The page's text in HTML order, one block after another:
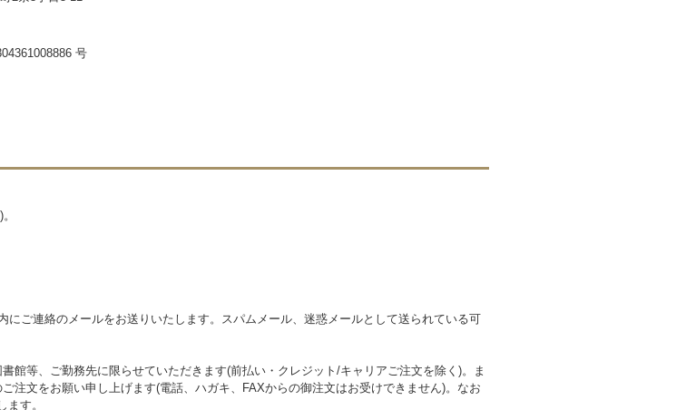
号
ご連絡のメールをお送りいたします。スパムメール、迷惑メールとして送られている可
館等、ご勤務先に限らせていただきます(前払い・クレジット/キャリアご注文を除く)。ま
注文をお願い申し上げます(電話、ハガキ、FAXからの御注文はお受けできません)。なお
す。